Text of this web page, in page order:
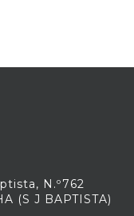
N.º762
(S J BAPTISTA)